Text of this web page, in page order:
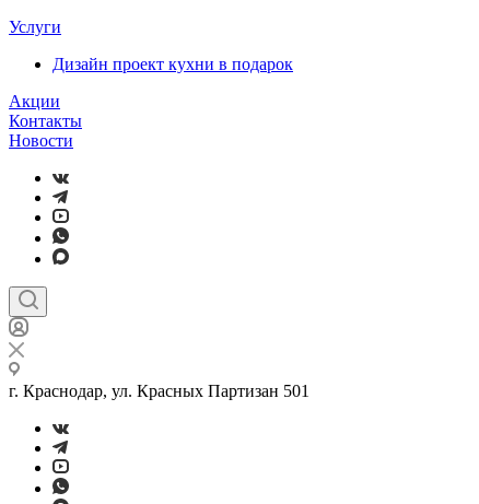
Услуги
Дизайн проект кухни в подарок
Акции
Контакты
Новости
г. Краснодар, ул. Красных Партизан 501